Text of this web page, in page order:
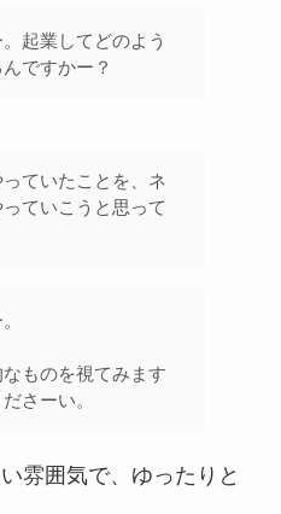
起業してどのよう
ですかー？
ていたことを、ネ
ていこうと思って
ものを視てみます
さーい。
雰囲気で、ゆったりと